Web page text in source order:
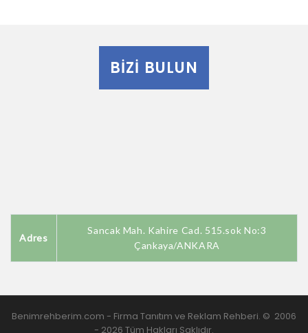
BIZI BULUN
Adres
Sancak Mah. Kahire Cad. 515.sok No:3
Çankaya/ANKARA
Benimrehberim.com - Firma Tanıtım ve Reklam Rehberi. © 2006
- 2026 Tüm Hakları Saklıdır.